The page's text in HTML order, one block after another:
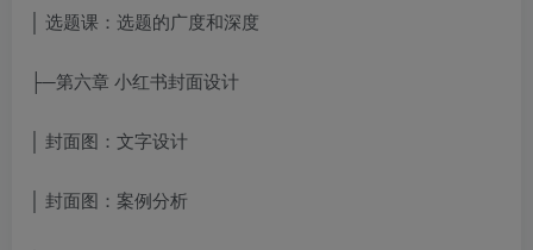
│ 选题课：选题的广度和深度
├─第六章 小红书封面设计
│ 封面图：文字设计
│ 封面图：案例分析